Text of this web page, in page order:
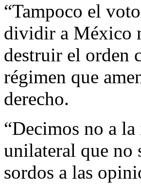
“Tampoco el
dividir a México
destruir el orden
régimen que
derecho.
“Decimos no a
unilateral que no
sordos a las